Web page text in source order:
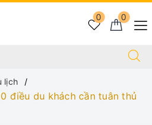
0
0
lịch
điều du khách cần tuân thủ